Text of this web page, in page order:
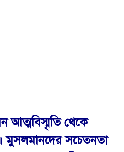
আত্মবিস্মৃতি থেকে
মুসলমানদের সচেতনতা